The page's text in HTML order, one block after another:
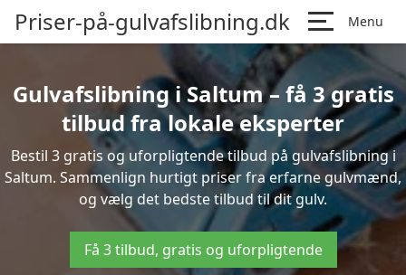
Priser-på-gulvafslibning.dk Menu
Gulvafslibning i Saltum – få 3 gratis
tilbud fra lokale eksperter
Bestil 3 gratis og uforpligtende tilbud på gulvafslibning i
Saltum. Sammenlign hurtigt priser fra erfarne gulvmænd,
og vælg det bedste tilbud til dit gulv.
Få 3 tilbud, gratis og uforpligtende